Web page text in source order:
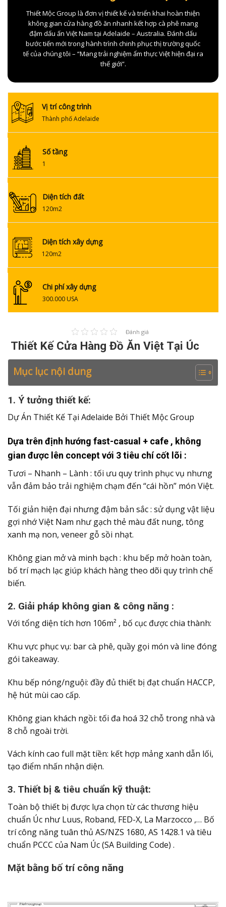
Thiết Mộc Group là đơn vị thiết kế và triển khai hoàn thiện
không gian cửa hàng đồ ăn nhanh kết hợp cà phê mang
đậm dấu ấn Việt Nam tại Adelaide – Australia. Đánh dấu
bước tiến mới trong hành trình chinh phục thị trường quốc
tế của chúng tôi – “Mang trải nghiệm ẩm thực Việt hiện đại ra
thế giới”.
Vị trí công trình
Thành phố Adelaide
Số tầng
1
Diện tích đất
120m2
Diện tích xây dựng
120m2
Chi phí xây dựng
300.000 USA
Đánh giá
Thiết Kế Cửa Hàng Đồ Ăn Việt Tại Úc
Mục lục nội dung
1. Ý tưởng thiết kế:
Dự Án Thiết Kế Tại Adelaide Bởi Thiết Mộc Group
Dựa trên định hướng fast-casual + cafe , không
gian được lên concept với 3 tiêu chí cốt lõi :
Tươi – Nhanh – Lành : tối ưu quy trình phục vụ nhưng
vẫn đảm bảo trải nghiệm chạm đến “cái hồn” món Việt.
Tối giản hiện đại nhưng đậm bản sắc : sử dụng vật liệu
gợi nhớ Việt Nam như gạch thẻ màu đất nung, tông
xanh mạ non, veneer gỗ sồi nhạt.
Không gian mở và minh bạch : khu bếp mở hoàn toàn,
bố trí mạch lạc giúp khách hàng theo dõi quy trình chế
biến.
2. Giải pháp không gian & công năng :
Với tổng diện tích hơn 106m² , bố cục được chia thành:
Khu vực phục vụ: bar cà phê, quầy gọi món và line đóng
gói takeaway.
Khu bếp nóng/nguội: đầy đủ thiết bị đạt chuẩn HACCP,
hệ hút mùi cao cấp.
Không gian khách ngồi: tối đa hoá 32 chỗ trong nhà và
8 chỗ ngoài trời.
Vách kính cao full mặt tiền: kết hợp mảng xanh dẫn lối,
tạo điểm nhấn nhận diện.
3. Thiết bị & tiêu chuẩn kỹ thuật:
Toàn bộ thiết bị được lựa chọn từ các thương hiệu
chuẩn Úc như Luus, Roband, FED-X, La Marzocco ,… Bố
trí công năng tuân thủ AS/NZS 1680, AS 1428.1 và tiêu
chuẩn PCCC của Nam Úc (SA Building Code) .
Mặt bằng bố trí công năng